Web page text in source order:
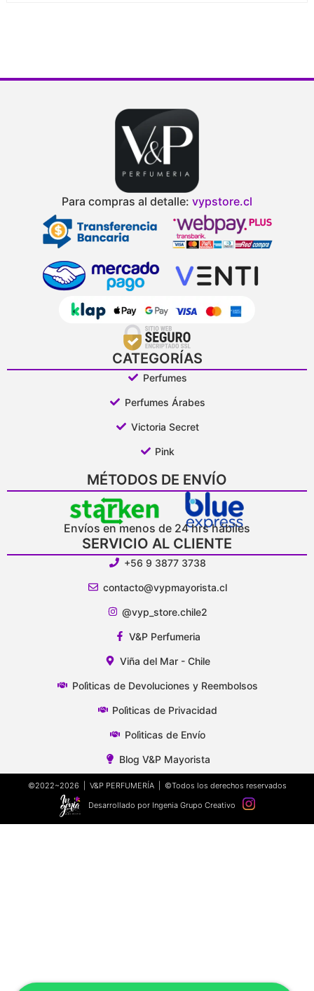
Para compras al detalle: vypstore.cl
CATEGORÍAS
Perfumes
Perfumes Árabes
Victoria Secret
Pink
MÉTODOS DE ENVÍO
Envíos en menos de 24 hrs hábiles
SERVICIO AL CLIENTE
+56 9 3877 3738
contacto@vypmayorista.cl
@vyp_store.chile2
V&P Perfumeria
Viña del Mar - Chile
Polìticas de Devoluciones y Reembolsos
Polìticas de Privacidad
Polìticas de Envío
Blog V&P Mayorista
©2022~2026 | V&P PERFUMERÍA | ©Todos los derechos reservados
Desarrollado por Ingenia Grupo Creativo